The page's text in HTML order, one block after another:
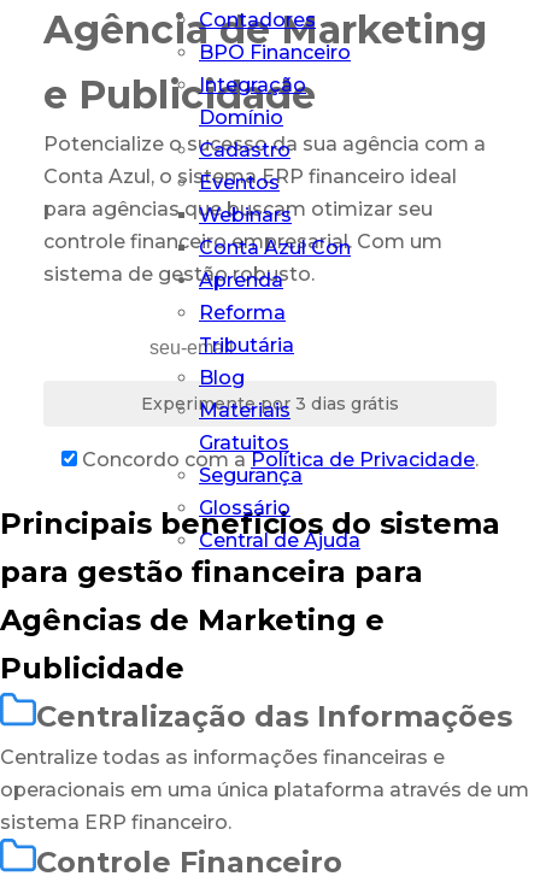
Contadores
BPO Financeiro
Integração
Domínio
Cadastro
Eventos
Webinars
Conta Azul Con
Aprenda
Reforma
Tributária
Blog
Materiais
Gratuitos
Segurança
Glossário
Central de Ajuda
Agência de Marketing
e Publicidade
Potencialize o sucesso da sua agência com a
Conta Azul, o sistema ERP financeiro ideal
para agências que buscam otimizar seu
controle financeiro empresarial. Com um
sistema de gestão robusto.
Experimente por 3 dias grátis
Concordo com a Política de Privacidade.
Principais benefícios do sistema
para gestão financeira para
Agências de Marketing e
Publicidade
Centralização das Informações
Centralize todas as informações financeiras e
operacionais em uma única plataforma através de um
sistema ERP financeiro.
Controle Financeiro